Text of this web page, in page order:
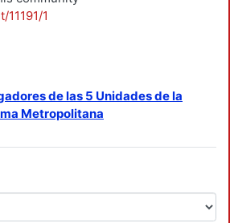
1
de las 5 Unidades de la
Metropolitana